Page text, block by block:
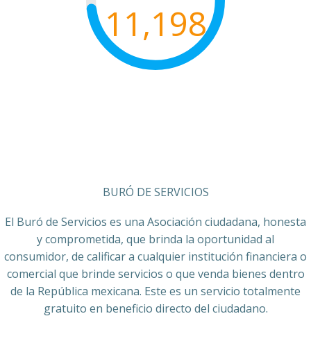
11,198
BURÓ DE SERVICIOS
El Buró de Servicios es una Asociación ciudadana, honesta
y comprometida, que brinda la oportunidad al
consumidor, de calificar a cualquier institución financiera o
comercial que brinde servicios o que venda bienes dentro
de la República mexicana. Este es un servicio totalmente
gratuito en beneficio directo del ciudadano.